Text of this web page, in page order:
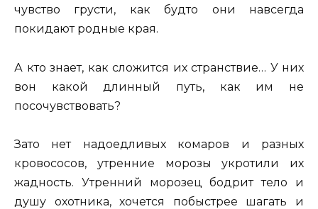
чувство грусти, как будто они навсегда
покидают родные края.
А кто знает, как сложится их странствие… У них
вон какой длинный путь, как им не
посочувствовать?
Зато нет надоедливых комаров и разных
кровососов, утренние морозы укротили их
жадность. Утренний морозец бодрит тело и
душу охотника, хочется побыстрее шагать и